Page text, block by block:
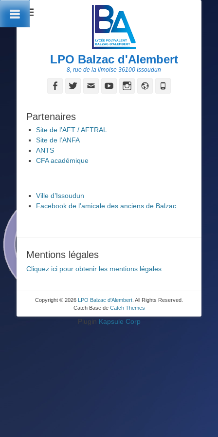
LPO Balzac d'Alembert
8, rue de la limoise 36100 Issoudun
FacebookTwitterAdresseYouTubeInstagram
Site
Partenaires
Site de l’AFT / AFTRAL
Site de l’ANFA
ANTS
CFA académique
Ville d’Issoudun
Facebook de l’amicale des anciens de Balzac
Mentions légales
Cliquez ici pour obtenir les mentions légales
Copyright © 2026 LPO Balzac d'Alembert . All Rights Reserved.
Catch Base de Catch Themes
Plugin Kapsule Corp